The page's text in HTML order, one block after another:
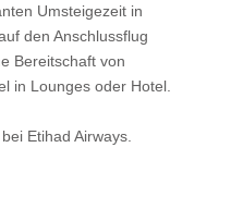
Umsteigezeit in
den Anschlussflug
Bereitschaft von
in Lounges oder Hotel.
Etihad Airways.